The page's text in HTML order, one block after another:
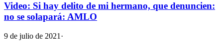
Video: Si hay delito de mi hermano, que denuncien:
no se solapará: AMLO
9 de julio de 2021 ·